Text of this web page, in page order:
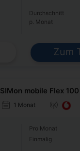
Durchschnitt
p. Monat
Zum
SIMon mobile Flex 100
1 Monat
Pro Monat
Einmalig